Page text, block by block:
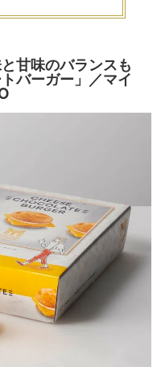
甘味のバランスも
バーガー」／マイ